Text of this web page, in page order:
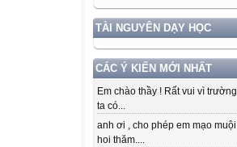
TÀI NGUYÊN DẠY HỌC
CÁC Ý KIẾN MỚI NHẤT
Em chào thầy ! Rất vui vì trường
ta có...
anh ơi , cho phép em mạo muội
hoi thăm....